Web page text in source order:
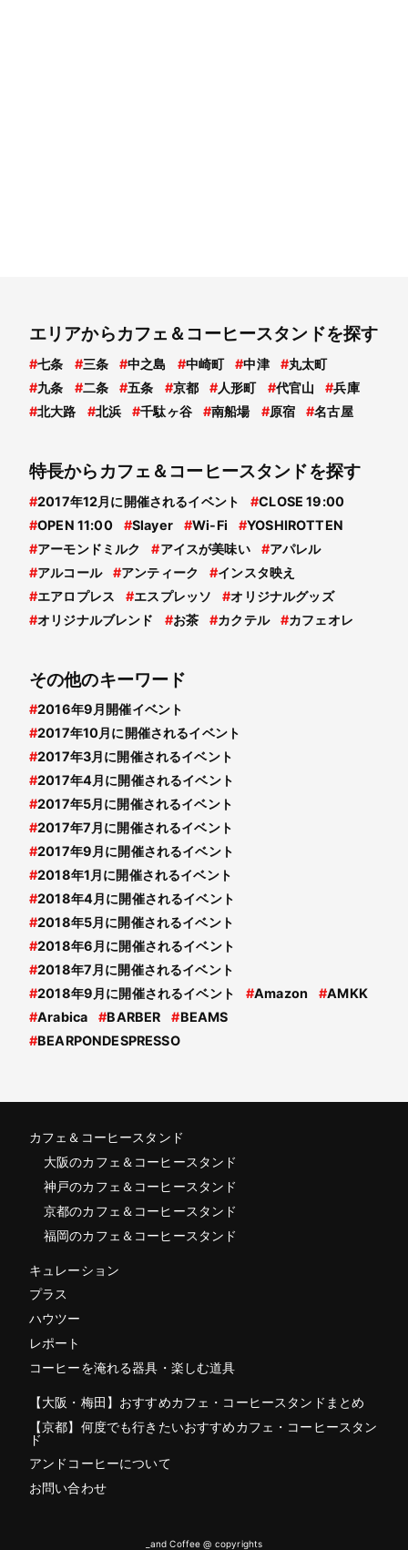
エリアからカフェ＆コーヒースタンドを探す
#七条 #三条 #中之島 #中崎町 #中津 #丸太町
#九条 #二条 #五条 #京都 #人形町 #代官山 #兵庫
#北大路 #北浜 #千駄ヶ谷 #南船場 #原宿 #名古屋
特長からカフェ＆コーヒースタンドを探す
#2017年12月に開催されるイベント #CLOSE 19:00
#OPEN 11:00 #Slayer #Wi-Fi #YOSHIROTTEN
#アーモンドミルク #アイスが美味い #アパレル
#アルコール #アンティーク #インスタ映え
#エアロプレス #エスプレッソ #オリジナルグッズ
#オリジナルブレンド #お茶 #カクテル #カフェオレ
その他のキーワード
#2016年9月開催イベント
#2017年10月に開催されるイベント
#2017年3月に開催されるイベント
#2017年4月に開催されるイベント
#2017年5月に開催されるイベント
#2017年7月に開催されるイベント
#2017年9月に開催されるイベント
#2018年1月に開催されるイベント
#2018年4月に開催されるイベント
#2018年5月に開催されるイベント
#2018年6月に開催されるイベント
#2018年7月に開催されるイベント
#2018年9月に開催されるイベント #Amazon #AMKK
#Arabica #BARBER #BEAMS
#BEARPONDESPRESSO
カフェ＆コーヒースタンド
大阪のカフェ＆コーヒースタンド
神戸のカフェ＆コーヒースタンド
京都のカフェ＆コーヒースタンド
福岡のカフェ＆コーヒースタンド
キュレーション
プラス
ハウツー
レポート
コーヒーを淹れる器具・楽しむ道具
【大阪・梅田】おすすめカフェ・コーヒースタンドまとめ
【京都】何度でも行きたいおすすめカフェ・コーヒースタン
ド
アンドコーヒーについて
お問い合わせ
_and Coffee @ copyrights